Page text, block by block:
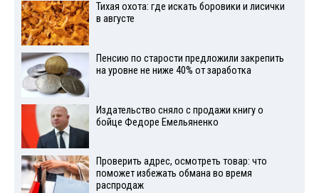
Тихая охота: где искать боровики и лисички
в августе
Пенсию по старости предложили закрепить
на уровне не ниже 40% от заработка
Издательство сняло с продажи книгу о
бойце Федоре Емельяненко
Проверить адрес, осмотреть товар: что
поможет избежать обмана во время
распродаж